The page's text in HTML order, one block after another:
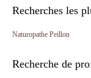
Recherches les
Naturopathe Peillon
Recherche de